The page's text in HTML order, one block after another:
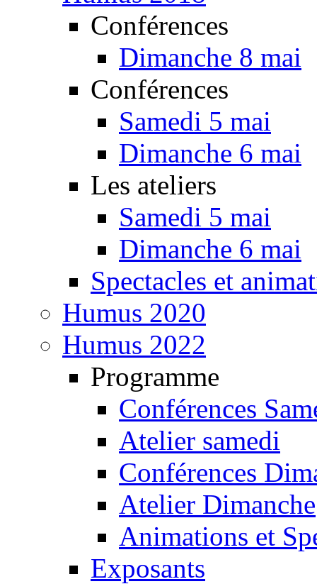
Conférences
Dimanche 8 mai
Conférences
Samedi 5 mai
Dimanche 6 mai
Les ateliers
Samedi 5 mai
Dimanche 6 mai
Spectacles et
Humus 2020
Humus 2022
Programme
Conférences
Atelier samedi
Conférences
Atelier Dimanche
Animations et
Exposants